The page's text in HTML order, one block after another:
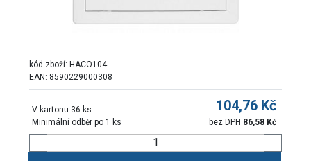
kód zboží: HACO104
EAN: 8590229000308
V kartonu 36 ks
Minimální odběr po 1 ks
104,76 Kč
bez DPH 86,58 Kč